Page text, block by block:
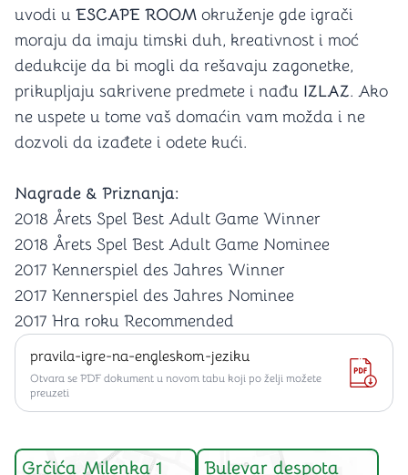
uvodi u ESCAPE ROOM okruženje gde igrači
moraju da imaju timski duh, kreativnost i moć
dedukcije da bi mogli da rešavaju zagonetke,
prikupljaju sakrivene predmete i nađu IZLAZ. Ako
ne uspete u tome vaš domaćin vam možda i ne
dozvoli da izađete i odete kući.
Nagrade & Priznanja:
2018 Årets Spel Best Adult Game Winner
2018 Årets Spel Best Adult Game Nominee
2017 Kennerspiel des Jahres Winner
2017 Kennerspiel des Jahres Nominee
2017 Hra roku Recommended
pravila-igre-na-engleskom-jeziku
Otvara se PDF dokument u novom tabu koji po želji možete
preuzeti
Grčića Milenka 1 Bulevar despota